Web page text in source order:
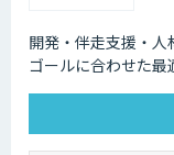
開発・伴走支援・
ゴールに合わせた